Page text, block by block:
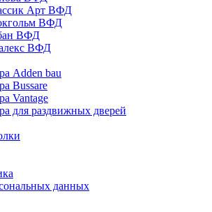
Арт ВФД
ВФД
ВФД
ВФД
Adden bau
Bussare
Vantage
для раздвижных дверей
данных